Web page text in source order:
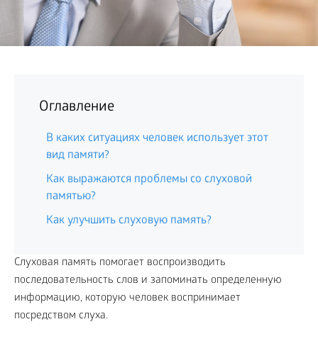
Оглавление
В каких ситуациях человек использует этот
вид памяти?
Как выражаются проблемы со слуховой
памятью?
Как улучшить слуховую память?
Слуховая память помогает воспроизводить
последовательность слов и запоминать определенную
информацию, которую человек воспринимает
посредством слуха.